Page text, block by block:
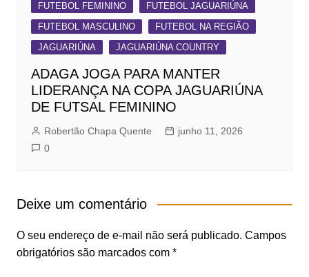
FUTEBOL FEMININO
FUTEBOL JAGUARIÚNA
FUTEBOL MASCULINO
FUTEBOL NA REGIÃO
JAGUARIÚNA
JAGUARIÚNA COUNTRY
ADAGA JOGA PARA MANTER
LIDERANÇA NA COPA JAGUARIÚNA
DE FUTSAL FEMININO
Robertão Chapa Quente
junho 11, 2026
0
Deixe um comentário
O seu endereço de e-mail não será publicado. Campos
obrigatórios são marcados com *